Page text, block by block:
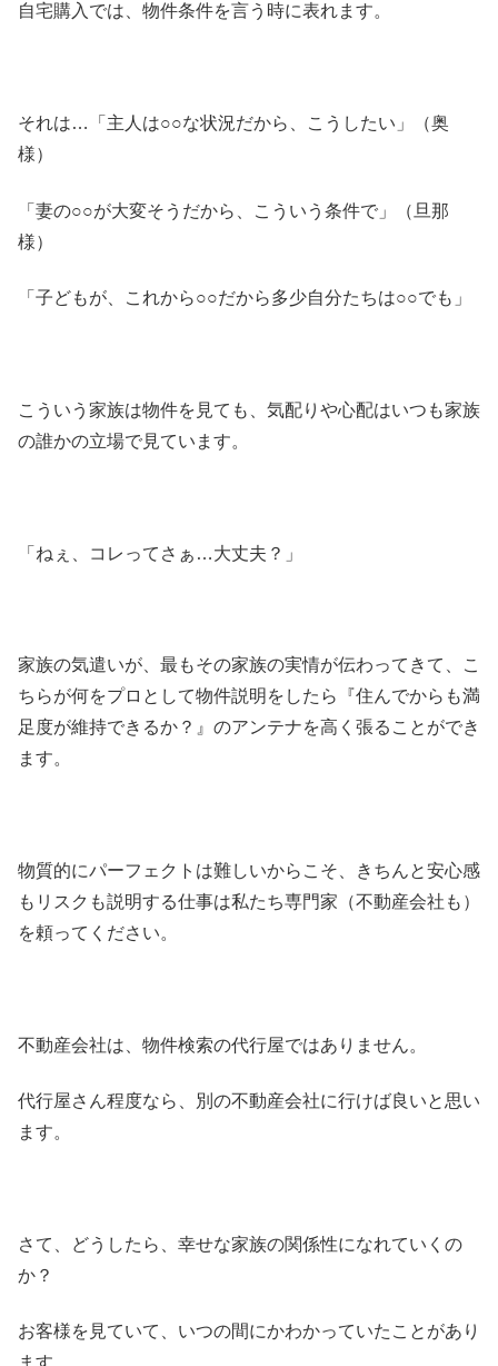
自宅購入では、物件条件を言う時に表れます。
それは…「主人は○○な状況だから、こうしたい」（奥
様）
「妻の○○が大変そうだから、こういう条件で」（旦那
様）
「子どもが、これから○○だから多少自分たちは○○でも」
こういう家族は物件を見ても、気配りや心配はいつも家族
の誰かの立場で見ています。
「ねぇ、コレってさぁ…大丈夫？」
家族の気遣いが、最もその家族の実情が伝わってきて、こ
ちらが何をプロとして物件説明をしたら『住んでからも満
足度が維持できるか？』のアンテナを高く張ることができ
ます。
物質的にパーフェクトは難しいからこそ、きちんと安心感
もリスクも説明する仕事は私たち専門家（不動産会社も）
を頼ってください。
不動産会社は、物件検索の代行屋ではありません。
代行屋さん程度なら、別の不動産会社に行けば良いと思い
ます。
さて、どうしたら、幸せな家族の関係性になれていくの
か？
お客様を見ていて、いつの間にかわかっていたことがあり